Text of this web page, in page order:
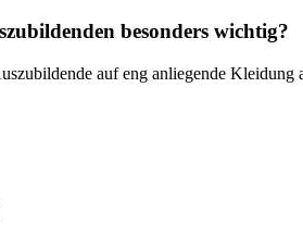
besonders wichtig?
auf eng anliegende